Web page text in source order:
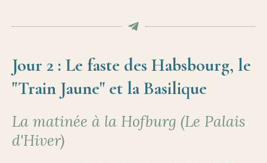
Jour 2 : Le faste des Habsbourg, le
"Train Jaune" et la Basilique
La matinée à la Hofburg (Le Palais
d'Hiver)